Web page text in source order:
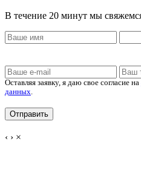
В течение 20 минут мы
Оставляя заявку, я даю свое согласие на
данных.
‹ › ×